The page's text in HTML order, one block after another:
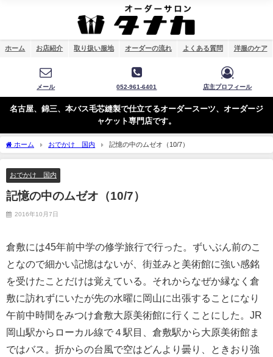
ホーム お店紹介 取り扱い服地 オーダーの流れ よくある質問 洋服のケア
メール 052-961-6401 店主プロフィール
名古屋、錦三、本バス毛芯縫製で仕立てるオーダースーツ、オーダージ
ャケット専門店です。
ホーム おでかけ 国内 記憶の中のムゼオ（10/7）
おでかけ 国内
記憶の中のムゼオ（10/7）
2016年10月7日
倉敷には45年前中学の修学旅行で行った。ずいぶん前のこ
となので細かい記憶はないが、街並みと美術館に強い感銘
を受けたことだけは覚えている。それからなぜか縁なく倉
敷に訪れずにいたが先の水曜に岡山に出張することになり
午前中時間をみつけ倉敷大原美術館に行くことにした。JR
岡山駅からローカル線で４駅目、倉敷駅から大原美術館ま
ではバス。折からの台風で空はどんより曇り、ときおり強